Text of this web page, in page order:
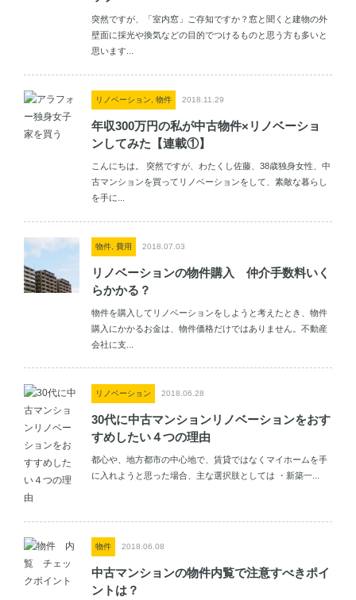
突然ですが、「室内窓」ご存知ですか？窓と聞くと建物の外
壁面に採光や換気などの目的でつけるものと思う方も多いと
思います...
リノベーション, 物件 2018.11.29
年収300万円の私が中古物件×リノベーショ
ンしてみた【連載①】
こんにちは。 突然ですが、わたくし佐藤、38歳独身女性、中
古マンションを買ってリノベーションをして、素敵な暮らし
を手に...
物件, 費用 2018.07.03
リノベーションの物件購入 仲介手数料いく
らかかる？
物件を購入してリノベーションをしようと考えたとき、物件
購入にかかるお金は、物件価格だけではありません。不動産
会社に支...
リノベーション 2018.06.28
30代に中古マンションリノベーションをおす
すめしたい４つの理由
都心や、地方都市の中心地で、賃貸ではなくマイホームを手
に入れようと思った場合、主な選択肢としては ・新築一...
物件 2018.06.08
中古マンションの物件内覧で注意すべきポイ
ントは？